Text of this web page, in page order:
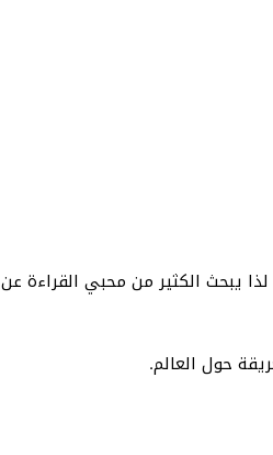
يبحث الكثير من محبي القراءة عن
حول العالم.